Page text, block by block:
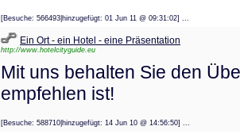
[Besuche: 566493|hinzugefügt: 01 Jun 11 @ 09:31:02] ...
Ein Ort - ein Hotel - eine Präsentation
http://www.hotelcityguide.eu
Mit uns behalten Sie den
empfehlen ist!
[Besuche: 588710|hinzugefügt: 14 Jun 10 @ 14:56:50] ...